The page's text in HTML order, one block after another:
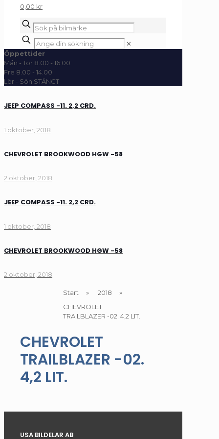
0,00 kr
✕
Öppettider
Mån - Tor 8.00 - 16.00
Fre 8.00 - 14.00
Lör - Sön STÄNGT
JEEP COMPASS -11. 2,2 CRD.
1 oktober, 2018
CHEVROLET BROOKWOOD HGW -58
2 oktober, 2018
JEEP COMPASS -11. 2,2 CRD.
1 oktober, 2018
CHEVROLET BROOKWOOD HGW -58
2 oktober, 2018
Start » 2018
»
CHEVROLET
TRAILBLAZER -02. 4,2 LIT.
CHEVROLET
TRAILBLAZER -02.
4,2 LIT.
USA BILDELAR AB